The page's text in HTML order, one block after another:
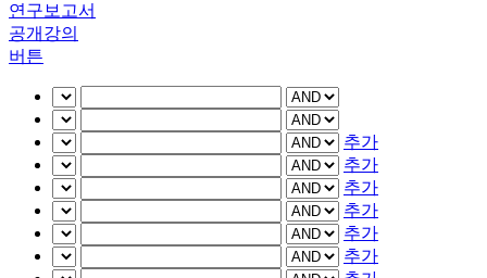
연구보고서
공개강의
버튼
추가
추가
추가
추가
추가
추가